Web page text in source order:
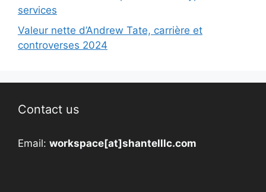
services
Valeur nette d’Andrew Tate, carrière et
controverses 2024
Contact us
Email: workspace[at]shantelllc.com